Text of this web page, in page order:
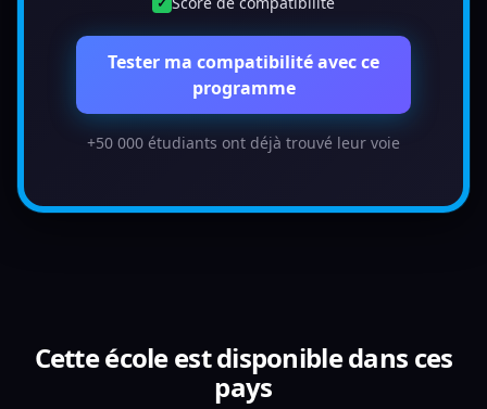
Tester ma compatibilité avec ce
programme
+50 000 étudiants ont déjà trouvé leur voie
Cette école est disponible dans ces
pays